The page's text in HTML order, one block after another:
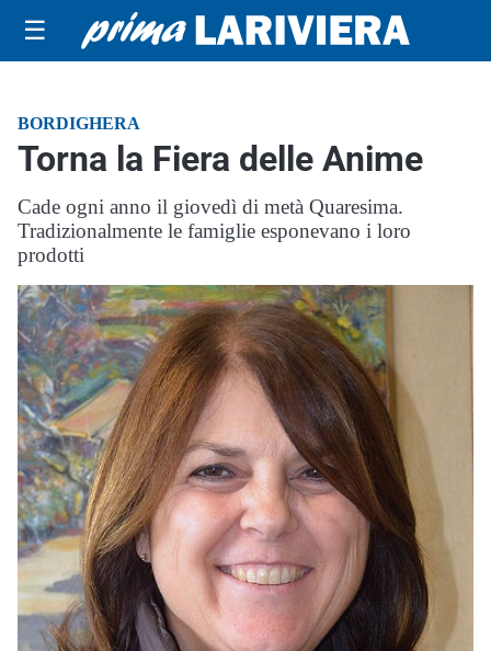
☰
BORDIGHERA
Torna la Fiera delle Anime
Cade ogni anno il giovedì di metà Quaresima.
Tradizionalmente le famiglie esponevano i loro
prodotti